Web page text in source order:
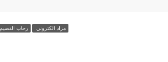
مزاد الكتروني رحاب القصيم